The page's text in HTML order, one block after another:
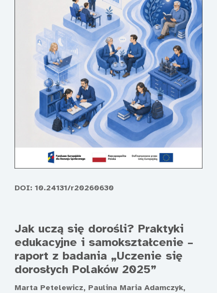
DOI: 10.24131/r20260630
Jak uczą się dorośli? Praktyki
edukacyjne i samokształcenie –
raport z badania „Uczenie się
dorosłych Polaków 2025”
Marta Petelewicz, Paulina Maria Adamczyk,